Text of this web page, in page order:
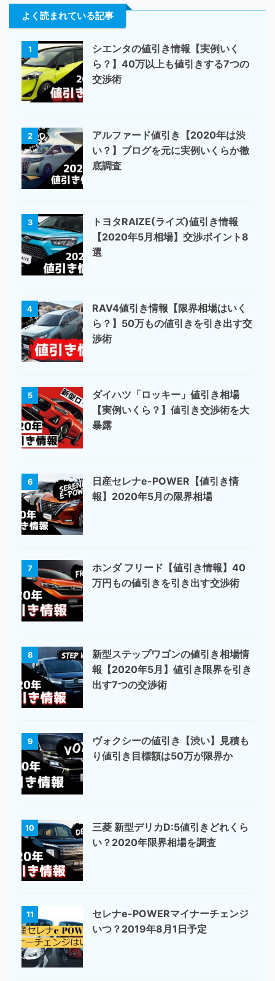
よく読まれている記事
1
シエンタの値引き情報【実例いく
ら？】40万以上も値引きする7つの
交渉術
2
アルファード値引き【2020年は渋
い？】ブログを元に実例いくらか徹
底調査
3
トヨタRAIZE(ライズ)値引き情報
【2020年5月相場】交渉ポイント8
選
4
RAV4値引き情報【限界相場はいく
ら？】50万もの値引きを引き出す交
渉術
5
ダイハツ「ロッキー」値引き相場
【実例いくら？】値引き交渉術を大
暴露
6
日産セレナe-POWER【値引き情
報】2020年5月の限界相場
7
ホンダ フリード【値引き情報】40
万円もの値引きを引き出す交渉術
8
新型ステップワゴンの値引き相場情
報【2020年5月】値引き限界を引き
出す7つの交渉術
9
ヴォクシーの値引き【渋い】見積も
り値引き目標額は50万が限界か
10
三菱 新型デリカD:5値引きどれくら
い？2020年限界相場を調査
11
セレナe-POWERマイナーチェンジ
いつ？2019年8月1日予定